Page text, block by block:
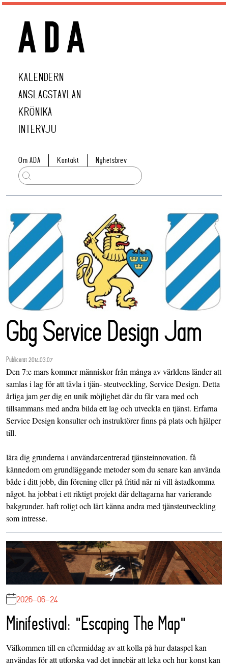
KALENDERN
ANSLAGSTAVLAN
KRÖNIKA
INTERVJU
Om ADA Kontakt Nyhetsbrev
Gbg Service Design Jam
Publicerat 2014.03.07
Den 7:e mars kommer människor från många av världens länder att
samlas i lag för att tävla i tjän- steutveckling, Service Design. Detta
årliga jam ger dig en unik möjlighet där du får vara med och
tillsammans med andra bilda ett lag och utveckla en tjänst. Erfarna
Service Design konsulter och instruktörer finns på plats och hjälper
till.
lära dig grunderna i användarcentrerad tjänsteinnovation. få
kännedom om grundläggande metoder som du senare kan använda
både i ditt jobb, din förening eller på fritid när ni vill åstadkomma
något. ha jobbat i ett riktigt projekt där deltagarna har varierande
bakgrunder. haft roligt och lärt känna andra med tjänsteutveckling
som intresse.
2026-06-24
Minifestival: "Escaping The Map"
Välkommen till en eftermiddag av att kolla på hur dataspel kan
användas för att utforska vad det innebär att leka och hur konst kan